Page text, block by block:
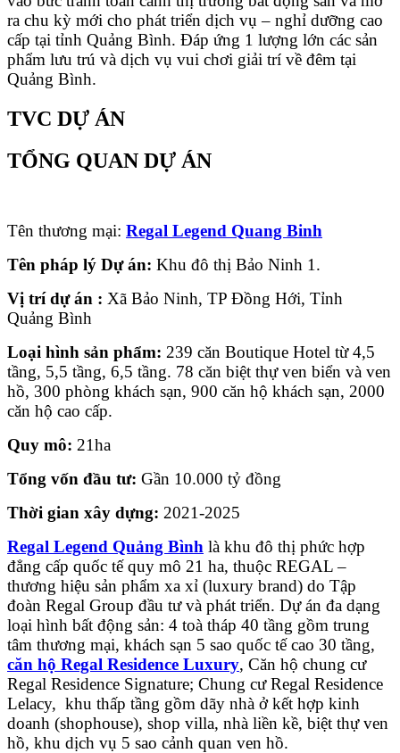
ra chu kỳ mới cho phát triển dịch vụ – nghỉ dưỡng cao
cấp tại tỉnh Quảng Bình. Đáp ứng 1 lượng lớn các sản
phẩm lưu trú và dịch vụ vui chơi giải trí về đêm tại
Quảng Bình.
TVC DỰ ÁN
TỔNG QUAN DỰ ÁN
Tên thương mại: Regal Legend Quang Binh
Tên pháp lý Dự án: Khu đô thị Bảo Ninh 1.
Vị trí dự án : Xã Bảo Ninh, TP Đồng Hới, Tỉnh
Quảng Bình
Loại hình sản phẩm: 239 căn Boutique Hotel từ 4,5
tầng, 5,5 tầng, 6,5 tầng. 78 căn biệt thự ven biển và ven
hồ, 300 phòng khách sạn, 900 căn hộ khách sạn, 2000
căn hộ cao cấp.
Quy mô: 21ha
Tổng vốn đầu tư: Gần 10.000 tỷ đồng
Thời gian xây dựng: 2021-2025
Regal Legend Quảng Bình là khu đô thị phức hợp
đẳng cấp quốc tế quy mô 21 ha, thuộc REGAL –
thương hiệu sản phẩm xa xỉ (luxury brand) do Tập
đoàn Regal Group đầu tư và phát triển. Dự án đa dạng
loại hình bất động sản: 4 toà tháp 40 tầng gồm trung
tâm thương mại, khách sạn 5 sao quốc tế cao 30 tầng,
căn hộ Regal Residence Luxury, Căn hộ chung cư
Regal Residence Signature; Chung cư Regal Residence
Lelacy, khu thấp tầng gồm dãy nhà ở kết hợp kinh
doanh (shophouse), shop villa, nhà liền kề, biệt thự ven
hồ, khu dịch vụ 5 sao cảnh quan ven hồ.